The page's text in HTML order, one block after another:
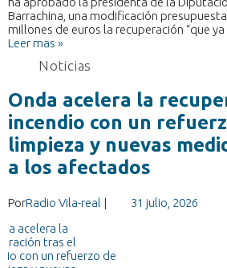
Barrachina, una modificación
millones de euros la recuperación “que
Leer mas »
Noticias
Onda acelera la
incendio con un
limpieza y nuevas
a los afectados
PorRadio Vila-real | 31 julio, 2026